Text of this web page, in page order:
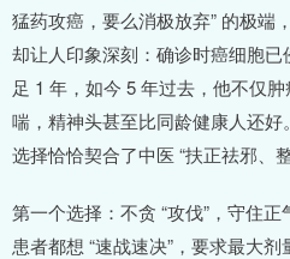
猛药攻癌，要么消极放弃” 的极端
却让人印象深刻：确诊时癌细胞
足 1 年，如今 5 年过去，他不仅
喘，精神头甚至比同龄健康人还
选择恰恰契合了中医 “扶正祛邪、
第一个选择：不贪 “攻伐”，守住
患者都想 “速战速决”，要求最大